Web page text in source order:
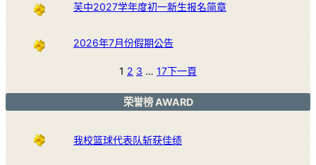
芙中2027学年度初一新生报名简章
2026年7月份假期公告
1 2 3 … 17下一頁
荣誉榜 AWARD
我校篮球代表队斩获佳绩